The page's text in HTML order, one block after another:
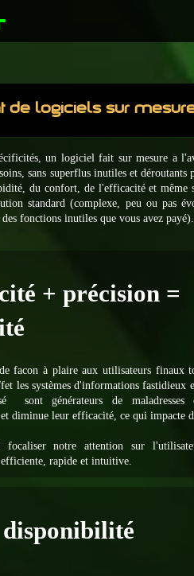
de logiciels sur
un logiciel fait sur mesure a
sans superflus inutiles et déroutants
du confort, de l'efficacité et même
standard (complexe, peu ou pas
fonctions inutiles que vous avez payé)
+ précision =
facon à plaire aux utilisateurs finaux
les systèmes d'informations fastidieux
sont générateurs de maladresses
diminue leur efficacité, ce qui impacte
focaliser notre attention sur
rapide et intuitive.